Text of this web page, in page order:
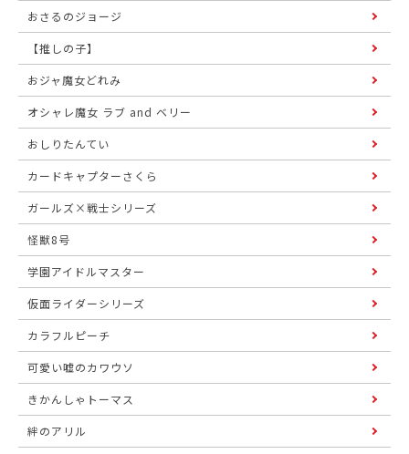
おさるのジョージ
【推しの子】
おジャ魔女どれみ
オシャレ魔女 ラブ and ベリー
おしりたんてい
カードキャプターさくら
ガールズ×戦士シリーズ
怪獣8号
学園アイドルマスター
仮面ライダーシリーズ
カラフルピーチ
可愛い嘘のカワウソ
きかんしゃトーマス
絆のアリル